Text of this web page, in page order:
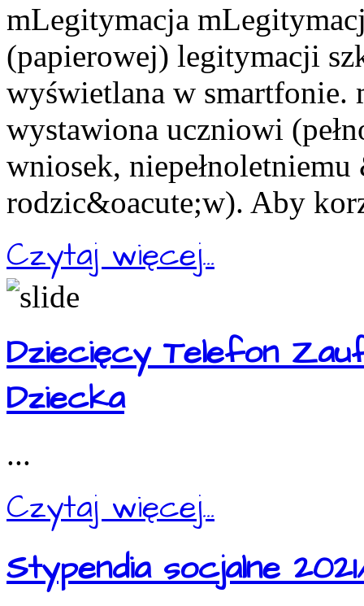
mLegitymacja
(papierowej) legitymacji
wyświetlana w smartfonie.
wystawiona uczniowi
wniosek,
rodzic&oacute;w). Aby
Czytaj więcej...
Dziecięcy Telefon
Dziecka
...
Czytaj więcej...
Stypendia socjalne